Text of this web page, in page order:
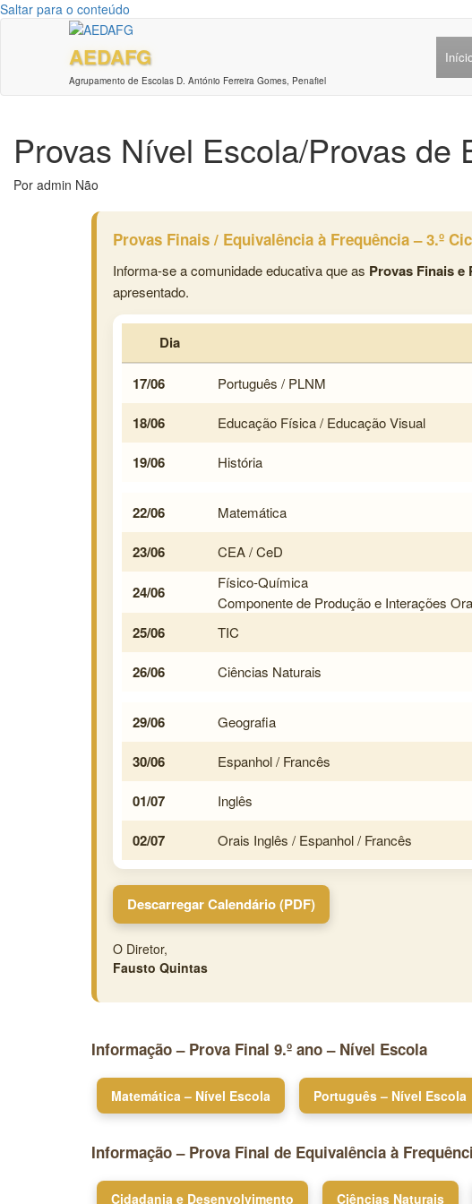
Saltar para o conteúdo
AEDAFG
Agrupamento de Escolas D. António Ferreira Gomes, Penafiel
Provas Nível Escola/Provas de
Por admin Não
Provas Finais / Equivalência à Frequência – 3.º
Informa-se a comunidade educativa que as Provas Finais e
apresentado.
Dia
17/06 Português / PLNM
18/06 Educação Física / Educação Visual
19/06 História
22/06 Matemática
23/06 CEA / CeD
24/06
Físico‑Química
Componente de Produção e Interações
25/06 TIC
26/06 Ciências Naturais
29/06 Geografia
30/06 Espanhol / Francês
01/07 Inglês
02/07 Orais Inglês / Espanhol / Francês
Descarregar Calendário (PDF)
O Diretor,
Fausto Quintas
Informação – Prova Final 9.º ano – Nível Escola
Matemática – Nível Escola Português – Nível Escola
Informação – Prova Final de Equivalência à
Cidadania e Desenvolvimento Ciências Naturais